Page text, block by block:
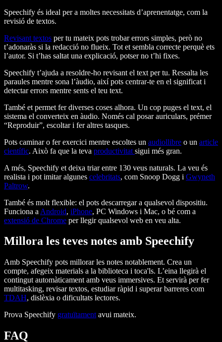
Speechify és ideal per a moltes necessitats d’aprenentatge, com la
revisió de textos.
Revisant textos per tu mateix pots trobar errors simples, però no
t’adonaràs si la redacció no flueix. Tot et sembla correcte perquè ets
l’autor. Si t’has saltat una explicació, potser no t’hi fixes.
Speechify t’ajuda a resoldre-ho revisant el text per tu. Ressalta les
paraules mentre sona l’àudio, així pots centrar-te en el significat i
detectar errors mentre sents el teu text.
També et permet fer diverses coses alhora. Un cop puges el text, el
sistema el converteix en àudio. Només cal posar auriculars, prémer
“Reproduir”, escoltar i fer altres tasques.
Pots caminar o fer exercici mentre escoltes un audiollibre o un article
científic. Això fa que la teva productivitat sigui més gran.
A més, Speechify et deixa triar entre 130 veus naturals. La veu és
realista i pot imitar algunes celebritats, com Snoop Dogg i Gwyneth
Paltrow.
També és molt flexible: el pots descarregar a qualsevol dispositiu.
Funciona a Android, iPhone, PC Windows i Mac, o bé com a
extensió de Chrome per llegir qualsevol web en veu alta.
Millora les teves notes amb Speechify
Amb Speechify pots millorar les notes notablement. Crea un
compte, afegeix materials a la biblioteca i toca'ls. L’eina llegirà el
contingut automàticament amb veus immersives. Et servirà per fer
multitasking, revisar textos, estudiar ràpid i superar barreres com
TDAH, dislèxia o dificultats lectores.
Prova Speechify gratuïtament avui mateix.
FAQ